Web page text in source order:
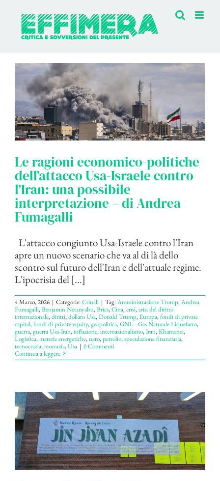
contenuto
Le ragioni economico-politiche
dell’attacco Usa-Israele contro
l’Iran: una possibile
interpretazione – di Andrea
Fumagalli
L'attacco congiunto Usa-Israele contro l'Iran
apre un nuovo scenario che va al di là dello
scontro sul futuro dell'Iran e dell'attuale regime.
L'ipocrisia del [...]
4 Marzo, 2026 | Categorie:Crinali | Tag:Amministrazione Trump,Andrea
Fumagalli,Benjamin Netanyahu,Brics,Cina,crisi,crisi del diritto
internazionale,diritti,dollaro Usa,Donald Trump,Europa,fondi di private
capital,fondi di private equity,geopolitica,GNL - Gas Naturale Liquefatto,
guerra,guerra Usa-Iran,inflazione,internazionalismo,Iran,Khamenei,
Logistica,materie energetiche,nato,petrolio,speculazione finanziaria,
tecnocrazia,teocrazia,Usa | 0 Commenti
Continua a leggere